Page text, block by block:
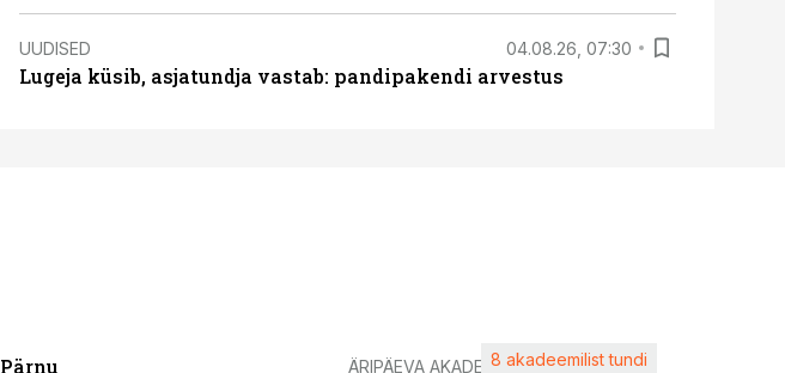
UUDISED 04.08.26, 07:30
Lugeja küsib, asjatundja vastab: pandipakendi arvestus
Pärnu
ÄRIPÄEVA AKADEEMIA8 akadeemilist tundi